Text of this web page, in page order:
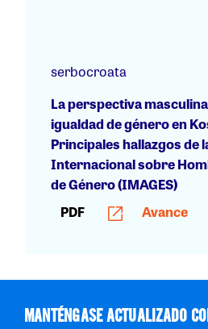
serbocroata
La perspectiva
igualdad de género en
Principales hallazgos de
Internacional sobre
de Género (IMAGES)
PDF
Avance
MANTÉNGASE ACTUALIZADO